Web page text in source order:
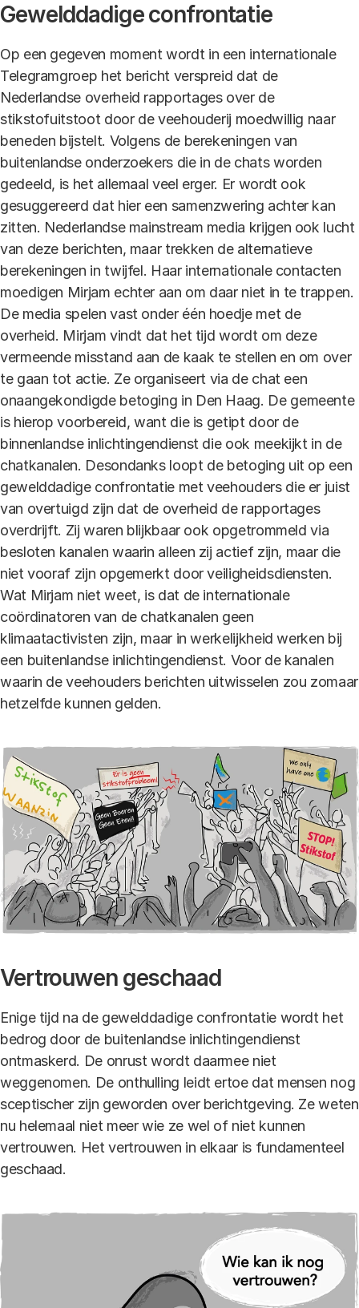
Gewelddadige confrontatie
Op een gegeven moment wordt in een internationale
Telegramgroep het bericht verspreid dat de
Nederlandse overheid rapportages over de
stikstofuitstoot door de veehouderij moedwillig naar
beneden bijstelt. Volgens de berekeningen van
buitenlandse onderzoekers die in de chats worden
gedeeld, is het allemaal veel erger. Er wordt ook
gesuggereerd dat hier een samenzwering achter kan
zitten. Nederlandse mainstream media krijgen ook lucht
van deze berichten, maar trekken de alternatieve
berekeningen in twijfel. Haar internationale contacten
moedigen Mirjam echter aan om daar niet in te trappen.
De media spelen vast onder één hoedje met de
overheid. Mirjam vindt dat het tijd wordt om deze
vermeende misstand aan de kaak te stellen en om over
te gaan tot actie. Ze organiseert via de chat een
onaangekondigde betoging in Den Haag. De gemeente
is hierop voorbereid, want die is getipt door de
binnenlandse inlichtingendienst die ook meekijkt in de
chatkanalen. Desondanks loopt de betoging uit op een
gewelddadige confrontatie met veehouders die er juist
van overtuigd zijn dat de overheid de rapportages
overdrijft. Zij waren blijkbaar ook opgetrommeld via
besloten kanalen waarin alleen zij actief zijn, maar die
niet vooraf zijn opgemerkt door veiligheidsdiensten.
Wat Mirjam niet weet, is dat de internationale
coördinatoren van de chatkanalen geen
klimaatactivisten zijn, maar in werkelijkheid werken bij
een buitenlandse inlichtingendienst. Voor de kanalen
waarin de veehouders berichten uitwisselen zou zomaar
hetzelfde kunnen gelden.
Vertrouwen geschaad
Enige tijd na de gewelddadige confrontatie wordt het
bedrog door de buitenlandse inlichtingendienst
ontmaskerd. De onrust wordt daarmee niet
weggenomen. De onthulling leidt ertoe dat mensen nog
sceptischer zijn geworden over berichtgeving. Ze weten
nu helemaal niet meer wie ze wel of niet kunnen
vertrouwen. Het vertrouwen in elkaar is fundamenteel
geschaad.